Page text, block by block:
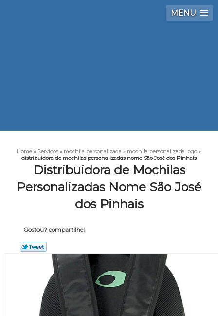
MENU
Home » Serviços» mochila personalizada» mochila personalizada logo»
distribuidora de mochilas personalizadas nome São José dos Pinhais
Distribuidora de Mochilas
Personalizadas Nome São José
dos Pinhais
Gostou? compartilhe!